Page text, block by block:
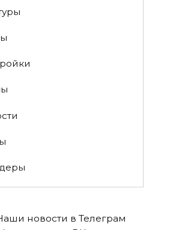
новости в Телеграм